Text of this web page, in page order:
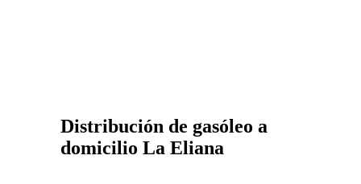
Distribución de gasóleo a
domicilio La Eliana